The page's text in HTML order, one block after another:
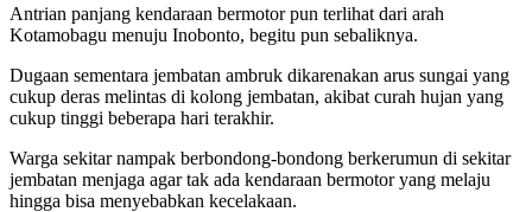
Antrian panjang kendaraan bermotor pun terlihat dari arah
Kotamobagu menuju Inobonto, begitu pun sebaliknya.
Dugaan sementara jembatan ambruk dikarenakan arus sungai yang
cukup deras melintas di kolong jembatan, akibat curah hujan yang
cukup tinggi beberapa hari terakhir.
Warga sekitar nampak berbondong-bondong berkerumun di sekitar
jembatan menjaga agar tak ada kendaraan bermotor yang melaju
hingga bisa menyebabkan kecelakaan.